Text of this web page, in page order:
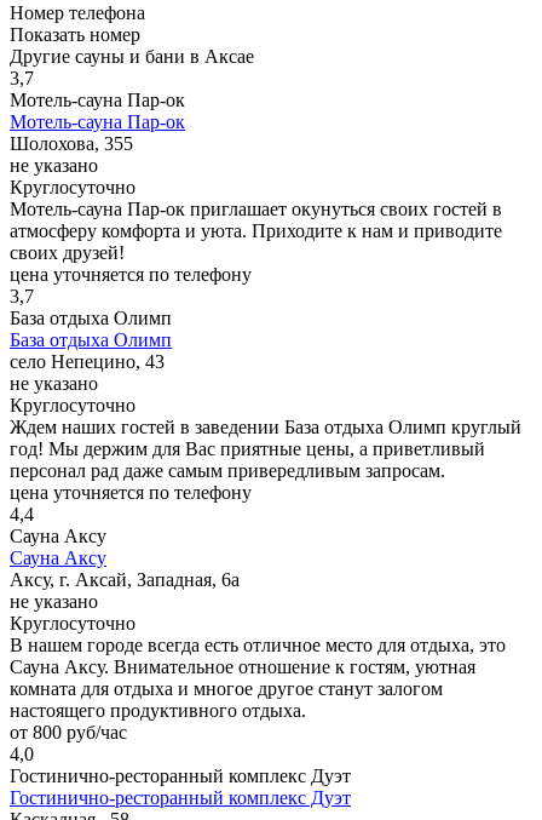
Номер телефона
Показать номер
Другие сауны и бани в Аксае
3,7
Мотель-сауна Пар-ок
Мотель-сауна Пар-ок
Шолохова, 355
не указано
Круглосуточно
Мотель-сауна Пар-ок приглашает окунуться своих гостей в
атмосферу комфорта и уюта. Приходите к нам и приводите
своих друзей!
цена уточняется по телефону
3,7
База отдыха Олимп
База отдыха Олимп
село Непецино, 43
не указано
Круглосуточно
Ждем наших гостей в заведении База отдыха Олимп круглый
год! Мы держим для Вас приятные цены, а приветливый
персонал рад даже самым привередливым запросам.
цена уточняется по телефону
4,4
Сауна Аксу
Сауна Аксу
Аксу, г. Аксай, Западная, 6а
не указано
Круглосуточно
В нашем городе всегда есть отличное место для отдыха, это
Сауна Аксу. Внимательное отношение к гостям, уютная
комната для отдыха и многое другое станут залогом
настоящего продуктивного отдыха.
от 800 руб/час
4,0
Гостинично-ресторанный комплекс Дуэт
Гостинично-ресторанный комплекс Дуэт